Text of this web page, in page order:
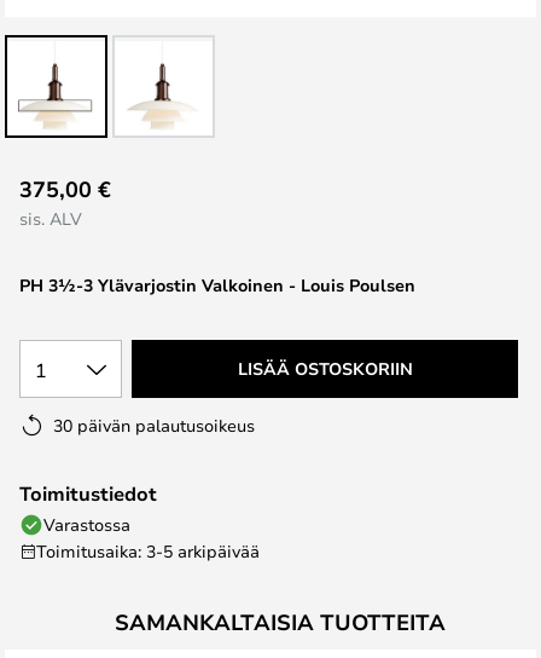
to
the
of
images
gallery
PH 3½-3 Ylävarjostin Valkoinen - Louis Poulsen
375,00 €
sis. ALV
1 LISÄÄ OSTOSKORIIN
30 päivän palautusoikeus
Toimitustiedot
Varastossa
Toimitusaika: 3-5 arkipäivää
SAMANKALTAISIA TUOTTEITA